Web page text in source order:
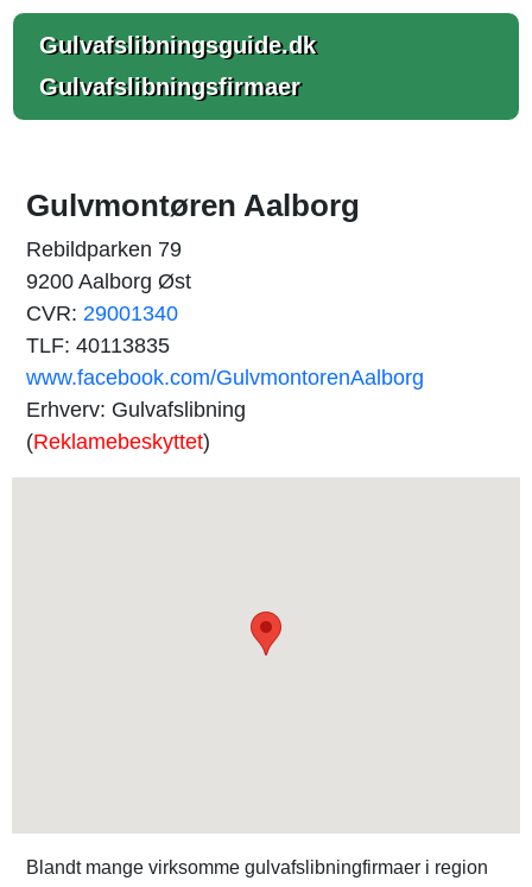
Gulvafslibningsguide.dk
Gulvafslibningsfirmaer
Gulvmontøren Aalborg
Rebildparken 79
9200 Aalborg Øst
CVR: 29001340
TLF: 40113835
www.facebook.com/GulvmontorenAalborg
Erhverv: Gulvafslibning
(Reklamebeskyttet)
Blandt mange virksomme gulvafslibningfirmaer i region